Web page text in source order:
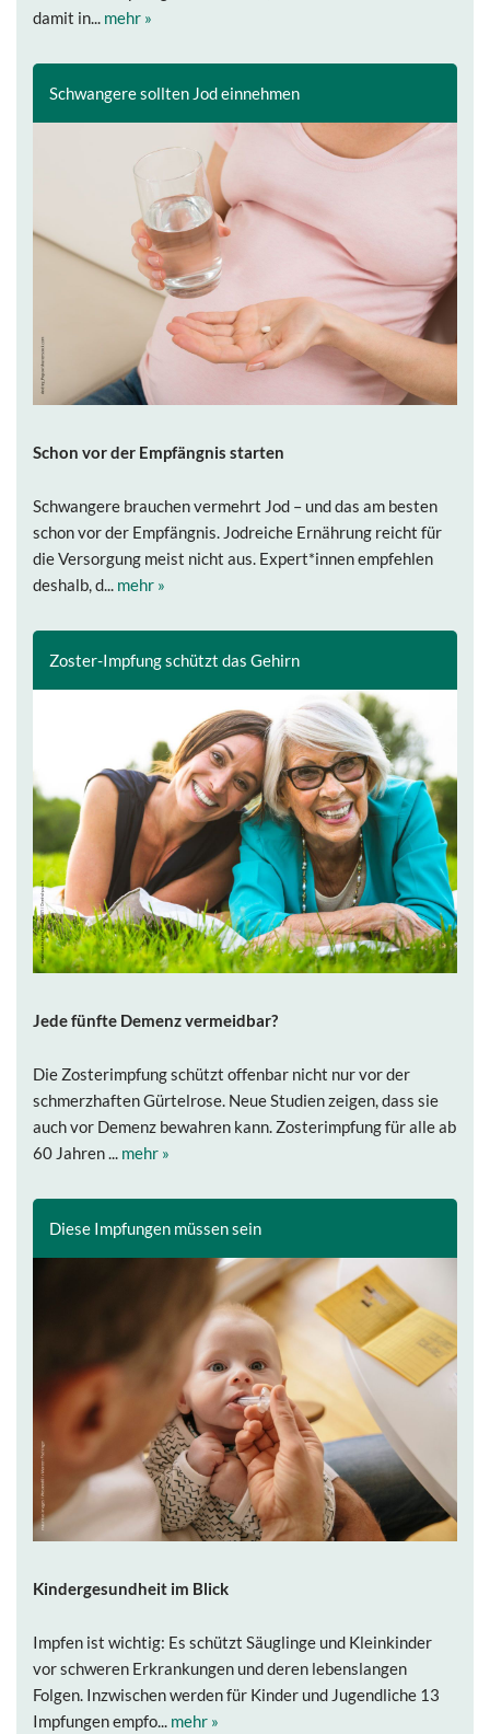
damit in... mehr »
Schwangere sollten Jod einnehmen
Schon vor der Empfängnis starten
Schwangere brauchen vermehrt Jod – und das am besten
schon vor der Empfängnis. Jodreiche Ernährung reicht für
die Versorgung meist nicht aus. Expert*innen empfehlen
deshalb, d... mehr »
Zoster-Impfung schützt das Gehirn
Jede fünfte Demenz vermeidbar?
Die Zosterimpfung schützt offenbar nicht nur vor der
schmerzhaften Gürtelrose. Neue Studien zeigen, dass sie
auch vor Demenz bewahren kann. Zosterimpfung für alle ab
60 Jahren ... mehr »
Diese Impfungen müssen sein
Kindergesundheit im Blick
Impfen ist wichtig: Es schützt Säuglinge und Kleinkinder
vor schweren Erkrankungen und deren lebenslangen
Folgen. Inzwischen werden für Kinder und Jugendliche 13
Impfungen empfo... mehr »